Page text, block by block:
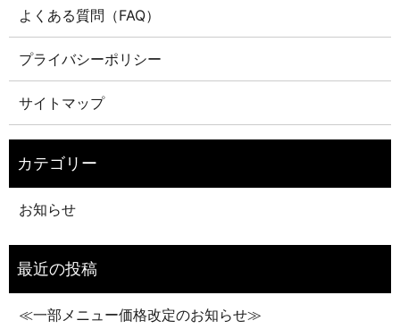
よくある質問（FAQ）
プライバシーポリシー
サイトマップ
お知らせ
≪一部メニュー価格改定のお知らせ≫